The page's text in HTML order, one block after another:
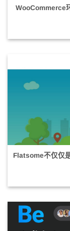
WooCommerce
Flatsome不仅仅